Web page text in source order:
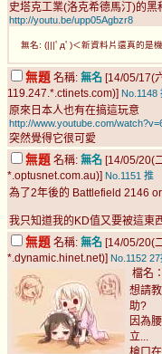
史塔克工業(洛克希德馬汀)的黑
http://youtu.be/upp05Agbzr8
無名: (|||ﾟдﾟ)＜新資料片還真的是
無題 名稱: 無名 [14/05/17(
119.247.*.ctinets.com)] No.1148
原來日本人也有在搞這玩意
http://www.youtube.com/
突然覺得它很可愛
無題 名稱: 無名 [14/05/20(
*.optusnet.com.au)] No.1151 推
為了2年後的 Battlefield 2146
我只知道我的KD值又要被這東
無題 名稱: 無名 [14/05/20(
*.dynamic.hinet.net)] No.1152 27
檔名：
想請
助?
因為
立...